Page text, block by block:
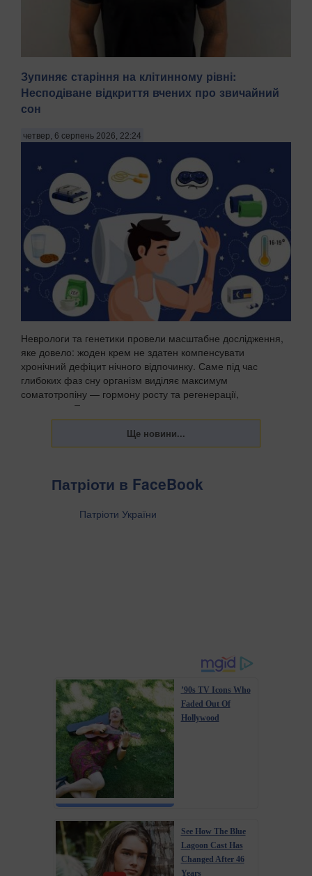
років за підозрою у груповому зґвалтуванні 21-річної
поліції в четвер, 6 серпня, зазначають Патріоти України.
"На Бориспільщині троє чоловіків, з...
Зупиняє старіння на клітинному рівні:
Несподіване відкриття вчених про звичайний
сон
четвер, 6 серпень 2026, 22:24
Неврологи та генетики провели масштабне дослідження,
яке довело: жоден крем не здатен компенсувати
хронічний дефіцит нічного відпочинку. Саме під час
глибоких фаз сну організм виділяє максимум
соматотропіну — гормону росту та регенерації,
передають Пат...
Патріоти в FaceBook
Патріоти України
’90s TV Icons Who
Faded Out Of
Hollywood
See How The Blue
Lagoon Cast Has
Changed After 46
Years